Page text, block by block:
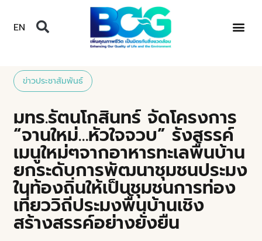
EN
ข่าวประชาสัมพันธ์
มทร.รัตนโกสินทร์ จัดโครงการ
“จานใหม่…หัวใจจวบ” รังสรรค์
เมนูใหม่ๆจากอาหารทะเลพื้นบ้าน
ยกระดับการพัฒนาชุมชนประมง
ในท้องถิ่นให้เป็นชุมชนการท่อง
เที่ยววิถีประมงพื้นบ้านเชิง
สร้างสรรค์อย่างยั่งยืน